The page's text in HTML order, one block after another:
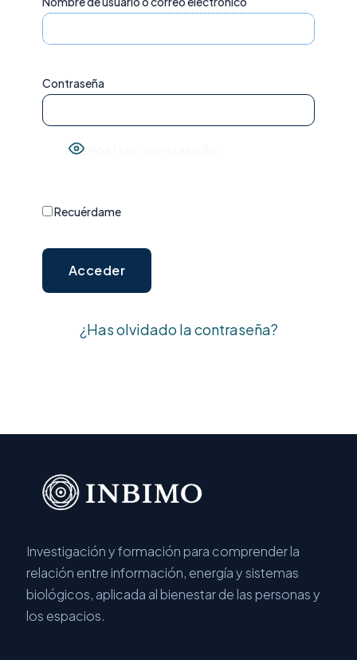
Contraseña
Mostrar contraseña
Recuérdame
¿Has olvidado la contraseña?
Investigación y formación para comprender la
relación entre información, energía y sistemas
biológicos, aplicada al bienestar de las personas y
los espacios.